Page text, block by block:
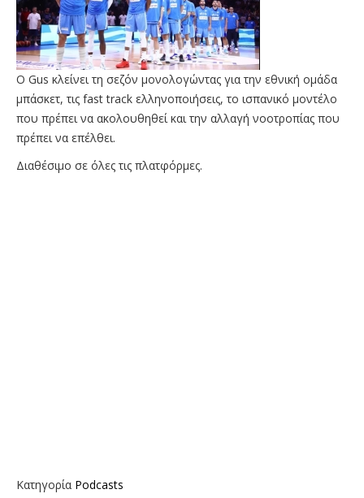
O Gus κλείνει τη σεζόν μονολογώντας για την εθνική ομάδα
μπάσκετ, τις fast track ελληνοποιήσεις, το ισπανικό μοντέλο
που πρέπει να ακολουθηθεί και την αλλαγή νοοτροπίας που
πρέπει να επέλθει.
Διαθέσιμο σε όλες τις πλατφόρμες.
Κατηγορία Podcasts